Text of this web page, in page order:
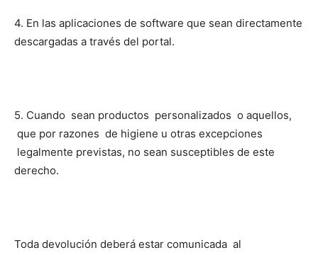
4. En las aplicaciones de software que sean directamente
descargadas a través del portal.
5. Cuando sean productos personalizados o aquellos,
que por razones de higiene u otras excepciones
legalmente previstas, no sean susceptibles de este
derecho.
Toda devolución deberá estar comunicada al